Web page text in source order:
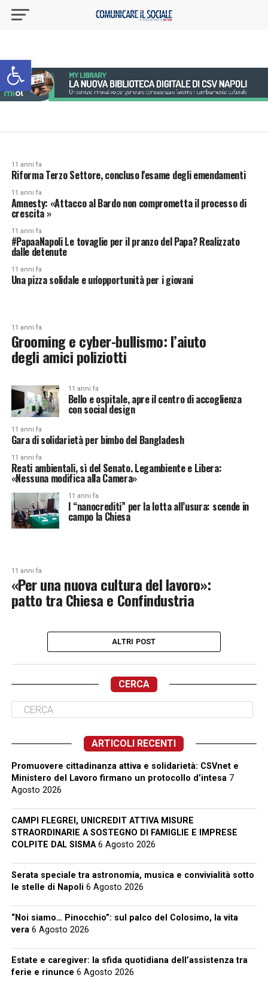
Apri la barra degli strumenti
11 anni fa
Riforma Terzo Settore, concluso l'esame degli emendamenti
11 anni fa
Amnesty: «Attacco al Bardo non comprometta il processo di
crescita »
11 anni fa
#PapaaNapoli Le tovaglie per il pranzo del Papa? Realizzato
dalle detenute
11 anni fa
Una pizza solidale e un'opportunità per i giovani
11 anni fa
Grooming e cyber-bullismo: l’aiuto
degli amici poliziotti
11 anni fa
Bello e ospitale, apre il centro di accoglienza
con social design
11 anni fa
Gara di solidarietà per bimbo del Bangladesh
11 anni fa
Reati ambientali, sì del Senato. Legambiente e Libera:
«Nessuna modifica alla Camera»
11 anni fa
I “nanocrediti” per la lotta all’usura: scende in
campo la Chiesa
11 anni fa
«Per una nuova cultura del lavoro»:
patto tra Chiesa e Confindustria
ALTRI POST
CERCA
ARTICOLI RECENTI
Promuovere cittadinanza attiva e solidarietà: CSVnet e
Ministero del Lavoro firmano un protocollo d’intesa 7
Agosto 2026
CAMPI FLEGREI, UNICREDIT ATTIVA MISURE
STRAORDINARIE A SOSTEGNO DI FAMIGLIE E IMPRESE
COLPITE DAL SISMA 6 Agosto 2026
Serata speciale tra astronomia, musica e convivialità sotto
le stelle di Napoli 6 Agosto 2026
“Noi siamo… Pinocchio”: sul palco del Colosimo, la vita
vera 6 Agosto 2026
Estate e caregiver: la sfida quotidiana dell’assistenza tra
ferie e rinunce 6 Agosto 2026